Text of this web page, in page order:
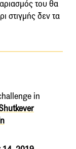
του θα
στιγμής δεν τα
in